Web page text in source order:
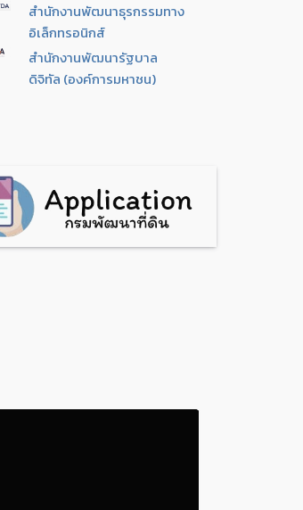
สำนักงานพัฒนาธุรกรรมทาง
อิเล็กทรอนิกส์
สำนักงานพัฒนารัฐบาล
ดิจิทัล (องค์การมหาชน)